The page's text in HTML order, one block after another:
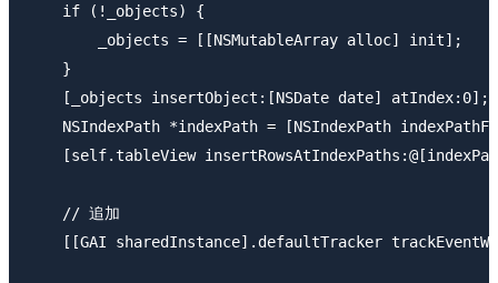
    if (!_objects) {
        _objects = [[NSMutableArray alloc] init];
    }
    [_objects insertObject:[NSDate date] atIndex:0];
NSIndexPath *indexPath = [NSIndexPath
[self.tableView
    // 追加
[[GAI sharedInstance].defaultTracker